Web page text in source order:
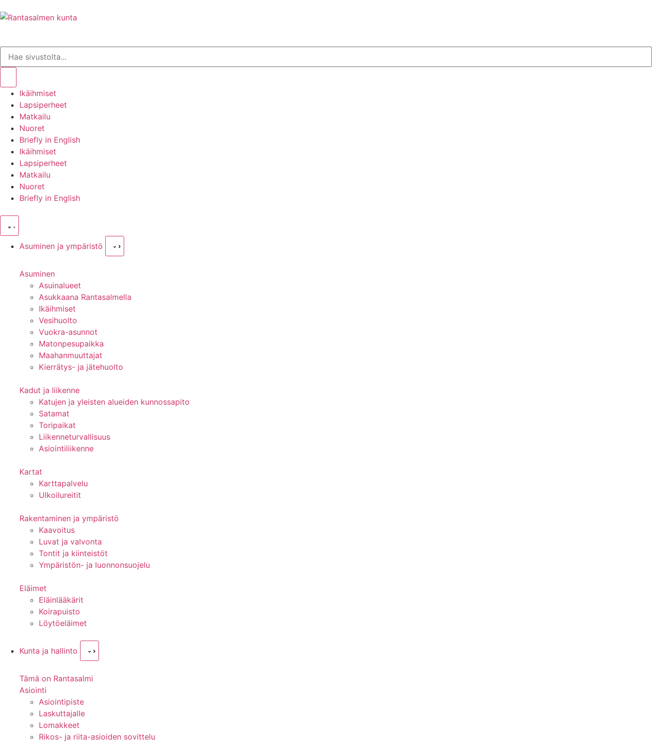
Ikäihmiset
Lapsiperheet
Matkailu
Nuoret
Briefly in English
Ikäihmiset
Lapsiperheet
Matkailu
Nuoret
Briefly in English
Asuminen ja ympäristö
Asuminen
Asuinalueet
Asukkaana Rantasalmella
Ikäihmiset
Vesihuolto
Vuokra-asunnot
Matonpesupaikka
Maahanmuuttajat
Kierrätys- ja jätehuolto
Kadut ja liikenne
Katujen ja yleisten alueiden kunnossapito
Satamat
Toripaikat
Liikenneturvallisuus
Asiointiliikenne
Kartat
Karttapalvelu
Ulkoilureitit
Rakentaminen ja ympäristö
Kaavoitus
Luvat ja valvonta
Tontit ja kiinteistöt
Ympäristön- ja luonnonsuojelu
Eläimet
Eläinlääkärit
Koirapuisto
Löytöeläimet
Kunta ja hallinto
Tämä on Rantasalmi
Asiointi
Asiointipiste
Laskuttajalle
Lomakkeet
Rikos- ja riita-asioiden sovittelu